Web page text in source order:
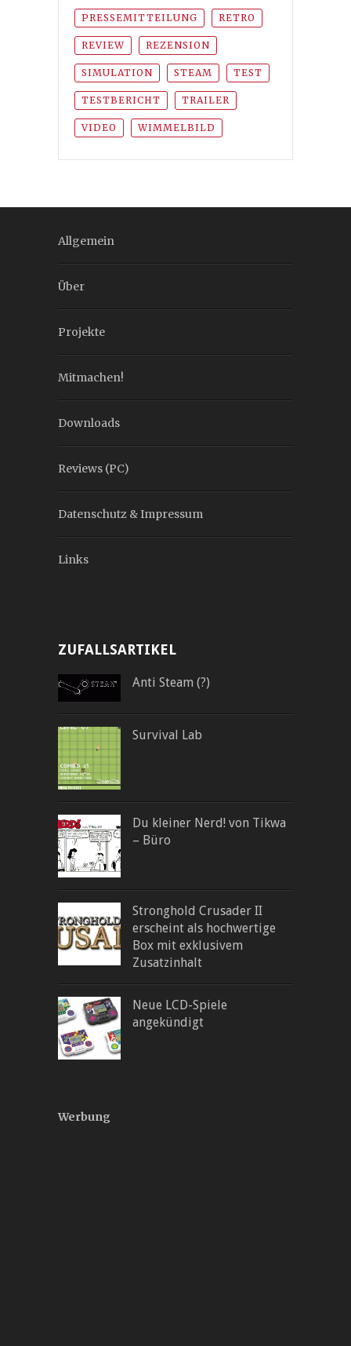
PRESSEMITTEILUNG RETRO
REVIEW REZENSION
SIMULATION STEAM TEST
TESTBERICHT TRAILER
VIDEO WIMMELBILD
Allgemein
Über
Projekte
Mitmachen!
Downloads
Reviews (PC)
Datenschutz & Impressum
Links
ZUFALLSARTIKEL
Anti Steam (?)
Survival Lab
Du kleiner Nerd! von Tikwa
– Büro
Stronghold Crusader II
erscheint als hochwertige
Box mit exklusivem
Zusatzinhalt
Neue LCD-Spiele
angekündigt
Werbung